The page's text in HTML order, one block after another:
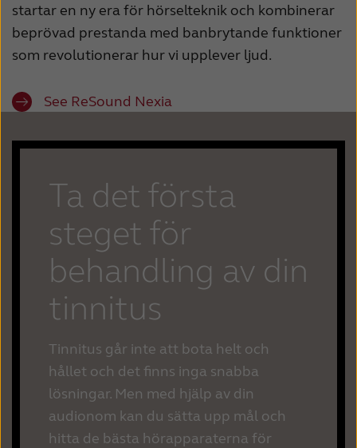
startar en ny era för hörselteknik och kombinerar
beprövad prestanda med banbrytande funktioner
som revolutionerar hur vi upplever ljud.
See ReSound Nexia
Ta det första
steget för
behandling av din
tinnitus
Tinnitus går inte att bota helt och
hållet och det finns inga snabba
lösningar. Men med hjälp av din
audionom kan du sätta upp mål och
hitta de bästa hörapparaterna för